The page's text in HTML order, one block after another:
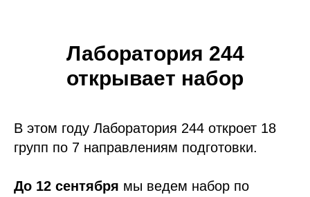
Лаборатория 244
открывает набор
В этом году Лаборатория 244 откроет 18
групп по 7 направлениям подготовки.
До 12 сентября мы ведем набор по